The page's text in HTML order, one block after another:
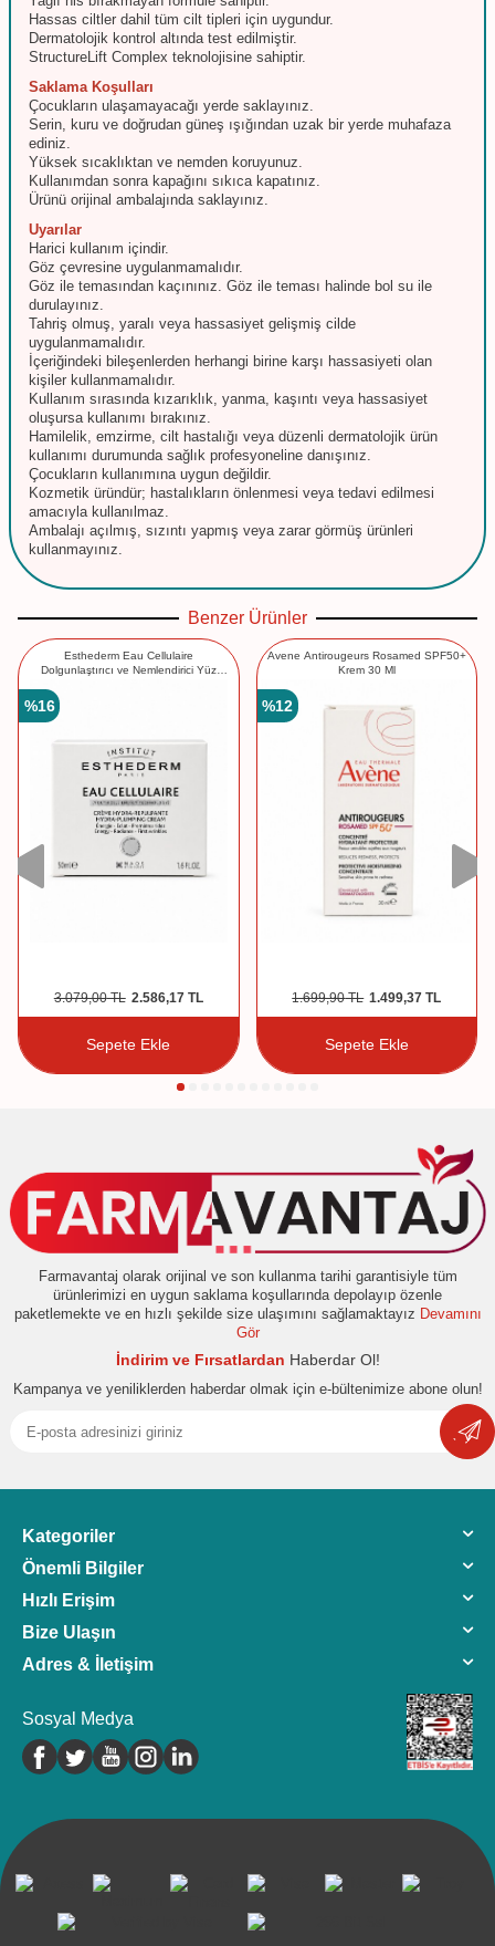
Hassas ciltler dahil tüm cilt tipleri için uygundur.
Dermatolojik kontrol altında test edilmiştir.
StructureLift Complex teknolojisine sahiptir.
Saklama Koşulları
Çocukların ulaşamayacağı yerde saklayınız.
Serin, kuru ve doğrudan güneş ışığından uzak bir yerde muhafaza
ediniz.
Yüksek sıcaklıktan ve nemden koruyunuz.
Kullanımdan sonra kapağını sıkıca kapatınız.
Ürünü orijinal ambalajında saklayınız.
Uyarılar
Harici kullanım içindir.
Göz çevresine uygulanmamalıdır.
Göz ile temasından kaçınınız. Göz ile teması halinde bol su ile
durulayınız.
Tahriş olmuş, yaralı veya hassasiyet gelişmiş cilde
uygulanmamalıdır.
İçeriğindeki bileşenlerden herhangi birine karşı hassasiyeti olan
kişiler kullanmamalıdır.
Kullanım sırasında kızarıklık, yanma, kaşıntı veya hassasiyet
oluşursa kullanımı bırakınız.
Hamilelik, emzirme, cilt hastalığı veya düzenli dermatolojik ürün
kullanımı durumunda sağlık profesyoneline danışınız.
Çocukların kullanımına uygun değildir.
Kozmetik üründür; hastalıkların önlenmesi veya tedavi edilmesi
amacıyla kullanılmaz.
Ambalajı açılmış, sızıntı yapmış veya zarar görmüş ürünleri
kullanmayınız.
Benzer Ürünler
Esthederm Eau Cellulaire
Dolgunlaştırıcı ve Nemlendirici Yüz
%16
3.079,00TL 2.586,17TL
Sepete Ekle
Avene Antirougeurs Rosamed SPF50+
Krem 30 Ml
%12
1.699,90TL 1.499,37 TL
Sepete Ekle
Farmavantaj olarak orijinal ve son kullanma tarihi garantisiyle tüm
ürünlerimizi en uygun saklama koşullarında depolayıp özenle
paketlemekte ve en hızlı şekilde size ulaşımını sağlamaktayız Devamını
Gör
İndirim ve Fırsatlardan Haberdar Ol!
Kampanya ve yeniliklerden haberdar olmak için e-bültenimize abone olun!
Kategoriler
Önemli Bilgiler
Hızlı Erişim
Bize Ulaşın
Adres & İletişim
Sosyal Medya